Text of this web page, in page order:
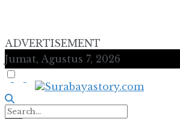
ADVERTISEMENT
Jumat, Agustus 7, 2026